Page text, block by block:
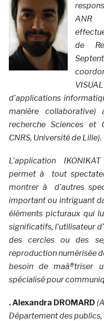
ANR
de
d’applications
manière
recherche Sciences et
CNRS, Université de Lille).
L’application
permet à tout
montrer à d’autres
important ou intriguant
éléments picturaux qui
significatifs, l’utilisateur
des cercles ou des
reproduction numérisée
besoin de maà®triser
spécialisé pour
. Alexandra DROMARD
Département des